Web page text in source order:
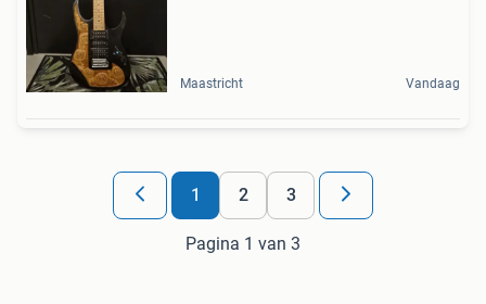
Maastricht Vandaag
1 2 3
Pagina 1 van 3